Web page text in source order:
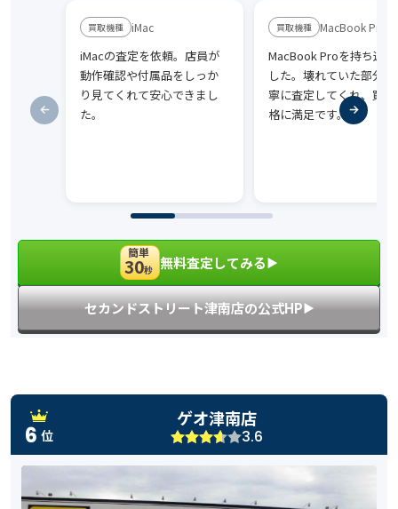
iMac
iMacの査定を依頼。店員が
動作確認や付属品をしっか
り見てくれて安心できまし
た。
MacBook Pro
MacBook Proを持ち込
した。壊れていた部分
寧に査定してくれ、買
格に満足です。
簡単
30秒 無料査定してみる▶︎
セカンドストリート津南店の公式HP▶︎
6 位
ゲオ津南店
3.6